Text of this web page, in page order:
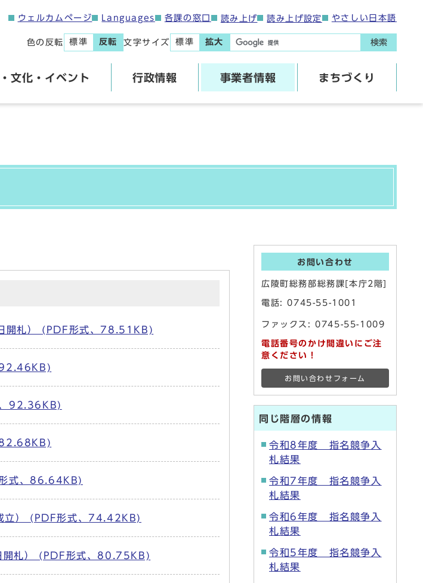
ウェルカムページ Languages 各課の窓口 読み上げ 読み上げ設定 やさしい日本語
色の反転 標準 反転 文字サイズ 標準 拡大 検索
文化・イベント 行政情報 事業者情報 まちづくり
開札） (PDF形式、78.51KB)
92.46KB)
、92.36KB)
82.68KB)
式、86.64KB)
立） (PDF形式、74.42KB)
開札） (PDF形式、80.75KB)
お問い合わせ
広陵町総務部総務課[本庁2階]
電話:0745-55-1001
ファックス: 0745-55-1009
電話番号のかけ間違いにご注
意ください！
お問い合わせフォーム
同じ階層の情報
令和8年度 指名競争入
札結果
令和7年度 指名競争入
札結果
令和6年度 指名競争入
札結果
令和5年度 指名競争入
札結果